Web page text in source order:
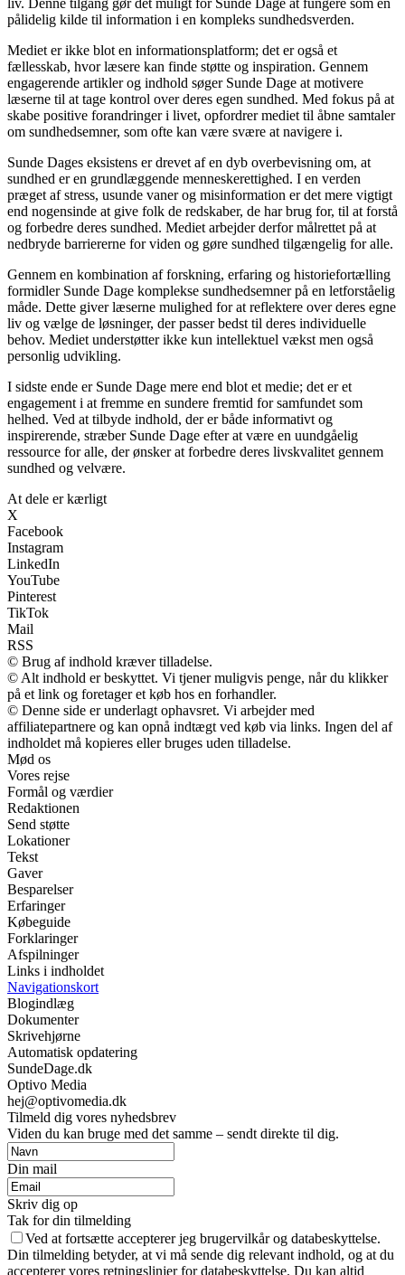
pålidelig kilde til information i en kompleks sundhedsverden.
Mediet er ikke blot en informationsplatform; det er også et
fællesskab, hvor læsere kan finde støtte og inspiration. Gennem
engagerende artikler og indhold søger Sunde Dage at motivere
læserne til at tage kontrol over deres egen sundhed. Med fokus på at
skabe positive forandringer i livet, opfordrer mediet til åbne samtaler
om sundhedsemner, som ofte kan være svære at navigere i.
Sunde Dages eksistens er drevet af en dyb overbevisning om, at
sundhed er en grundlæggende menneskerettighed. I en verden
præget af stress, usunde vaner og misinformation er det mere vigtigt
end nogensinde at give folk de redskaber, de har brug for, til at forstå
og forbedre deres sundhed. Mediet arbejder derfor målrettet på at
nedbryde barriererne for viden og gøre sundhed tilgængelig for alle.
Gennem en kombination af forskning, erfaring og historiefortælling
formidler Sunde Dage komplekse sundhedsemner på en letforståelig
måde. Dette giver læserne mulighed for at reflektere over deres egne
liv og vælge de løsninger, der passer bedst til deres individuelle
behov. Mediet understøtter ikke kun intellektuel vækst men også
personlig udvikling.
I sidste ende er Sunde Dage mere end blot et medie; det er et
engagement i at fremme en sundere fremtid for samfundet som
helhed. Ved at tilbyde indhold, der er både informativt og
inspirerende, stræber Sunde Dage efter at være en uundgåelig
ressource for alle, der ønsker at forbedre deres livskvalitet gennem
sundhed og velvære.
At dele er kærligt
X
Facebook
Instagram
LinkedIn
YouTube
Pinterest
TikTok
Mail
RSS
© Brug af indhold kræver tilladelse.
© Alt indhold er beskyttet. Vi tjener muligvis penge, når du klikker
på et link og foretager et køb hos en forhandler.
© Denne side er underlagt ophavsret. Vi arbejder med
affiliatepartnere og kan opnå indtægt ved køb via links. Ingen del af
indholdet må kopieres eller bruges uden tilladelse.
Mød os
Vores rejse
Formål og værdier
Redaktionen
Send støtte
Lokationer
Tekst
Gaver
Besparelser
Erfaringer
Købeguide
Forklaringer
Afspilninger
Links i indholdet
Navigationskort
Blogindlæg
Dokumenter
Skrivehjørne
Automatisk opdatering
SundeDage.dk
Optivo Media
hej@optivomedia.dk
Tilmeld dig vores nyhedsbrev
Viden du kan bruge med det samme – sendt direkte til dig.
Din mail
Skriv dig op
Tak for din tilmelding
Ved at fortsætte accepterer jeg brugervilkår og databeskyttelse.
Din tilmelding betyder, at vi må sende dig relevant indhold, og at du
accepterer vores retningslinjer for databeskyttelse. Du kan altid